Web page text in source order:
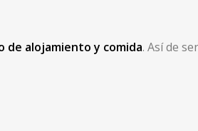
de alojamiento y comida. Así de